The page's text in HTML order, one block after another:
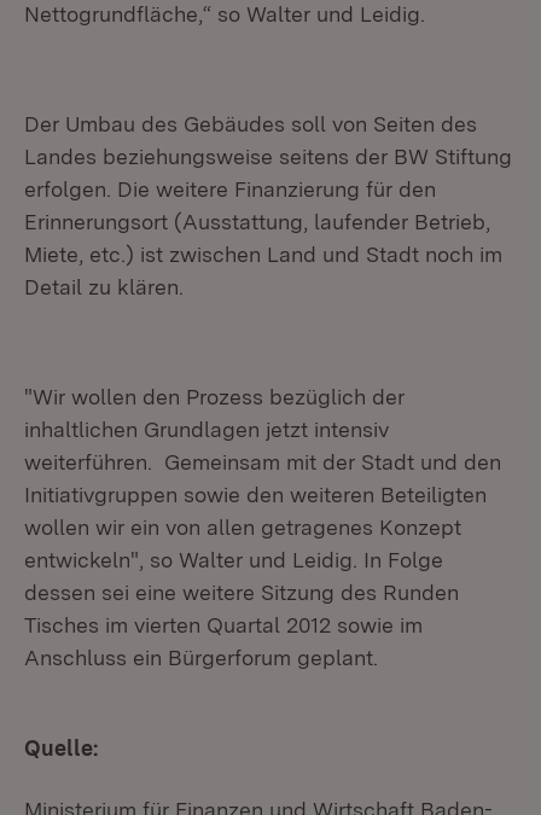
Nettogrundfläche,“ so Walter und Leidig.
Der Umbau des Gebäudes soll von Seiten des
Landes beziehungsweise seitens der BW Stiftung
erfolgen. Die weitere Finanzierung für den
Erinnerungsort (Ausstattung, laufender Betrieb,
Miete, etc.) ist zwischen Land und Stadt noch im
Detail zu klären.
"Wir wollen den Prozess bezüglich der
inhaltlichen Grundlagen jetzt intensiv
weiterführen. Gemeinsam mit der Stadt und den
Initiativgruppen sowie den weiteren Beteiligten
wollen wir ein von allen getragenes Konzept
entwickeln", so Walter und Leidig. In Folge
dessen sei eine weitere Sitzung des Runden
Tisches im vierten Quartal 2012 sowie im
Anschluss ein Bürgerforum geplant.
Quelle:
Ministerium für Finanzen und Wirtschaft Baden-